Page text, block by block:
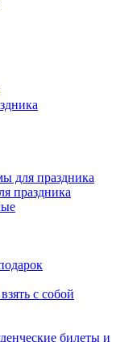
для праздника
праздника
с собой
билеты и